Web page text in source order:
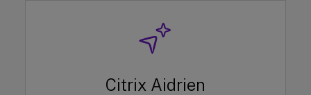
Citrix Aidrien